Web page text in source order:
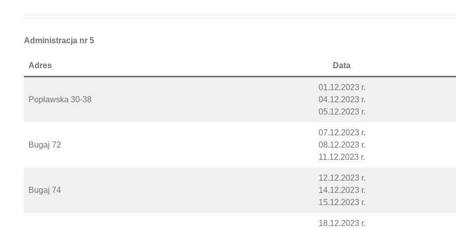
Administracja nr 5
Adres Data
Popławska 30-38
01.12.2023 r.
04.12.2023 r.
05.12.2023 r.
Bugaj 72
07.12.2023 r.
08.12.2023 r.
11.12.2023 r.
Bugaj 74
12.12.2023 r.
14.12.2023 r.
15.12.2023 r.
18.12.2023 r.